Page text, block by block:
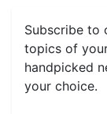
Subscribe to
topics of
handpicked
your choice.